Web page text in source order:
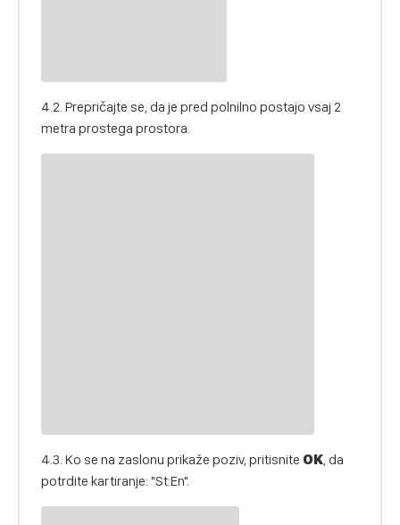
4.2. Prepričajte se, da je pred polnilno postajo vsaj 2
metra prostega prostora.
4.3. Ko se na zaslonu prikaže poziv, pritisnite OK, da
potrdite kartiranje: "St:En".